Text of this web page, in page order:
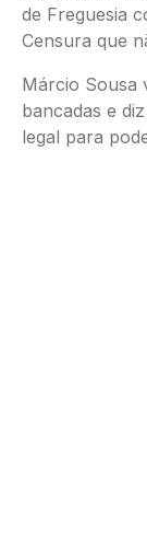
de Freguesia
Censura que
Márcio Sousa
bancadas e
legal para